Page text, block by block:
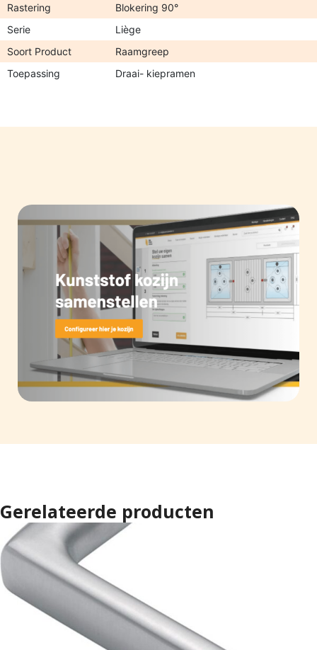
Rastering
Blokering 90°
Serie
Liège
Soort Product
Raamgreep
Toepassing
Draai- kiepramen
Gerelateerde producten